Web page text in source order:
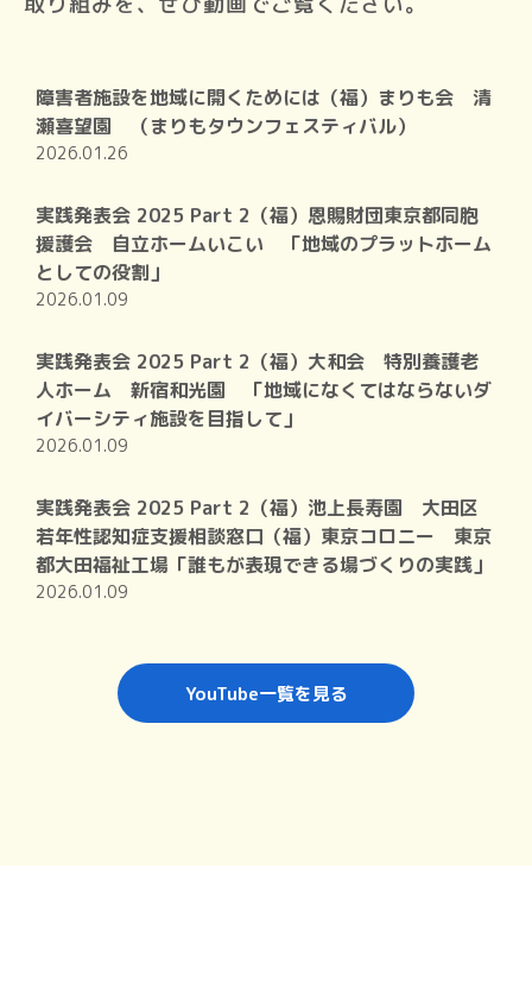
YouTube一覧を見る
障害者施設を地域に開くためには（福）まりも会 清
瀬喜望園 （まりもタウンフェスティバル）
2026.01.26
実践発表会 2025 Part 2（福）恩賜財団東京都同胞
援護会 自立ホームいこい 「地域のプラットホーム
としての役割」
2026.01.09
実践発表会 2025 Part 2（福）大和会 特別養護老
人ホーム 新宿和光園 「地域になくてはならないダ
イバーシティ施設を目指して」
2026.01.09
実践発表会 2025 Part 2（福）池上長寿園 大田区
若年性認知症支援相談窓口（福）東京コロニー 東京
都大田福祉工場「誰もが表現できる場づくりの実践」
2026.01.09